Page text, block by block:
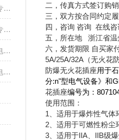
二，传真方式签订购
三，双方按合同约定
四，咨询 咨询 在线
五，所在地 浙江省温
六，发货期限 自买家
5A/25A/32A（无火花
防爆无火花插座用于
分:n"型电气设备》和
花插座编号为：
使用范围：
1、适用于爆炸性气体
2、适用于可燃性粉尘
3、适用于IIA、IIB级